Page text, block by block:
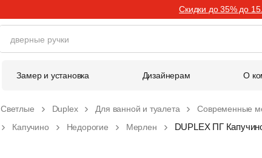
Скидки до 35% до
Замер и установка Дизайнерам О
Светлые Duplex Для ванной и туалета Современные
Капучино Недорогие Мерлен DUPLEX ПГ